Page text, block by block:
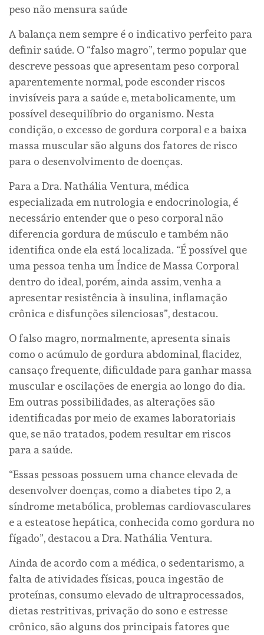
peso não mensura saúde
A balança nem sempre é o indicativo perfeito para
definir saúde. O “falso magro”, termo popular que
descreve pessoas que apresentam peso corporal
aparentemente normal, pode esconder riscos
invisíveis para a saúde e, metabolicamente, um
possível desequilíbrio do organismo. Nesta
condição, o excesso de gordura corporal e a baixa
massa muscular são alguns dos fatores de risco
para o desenvolvimento de doenças.
Para a Dra. Nathália Ventura, médica
especializada em nutrologia e endocrinologia, é
necessário entender que o peso corporal não
diferencia gordura de músculo e também não
identifica onde ela está localizada. “É possível que
uma pessoa tenha um Índice de Massa Corporal
dentro do ideal, porém, ainda assim, venha a
apresentar resistência à insulina, inflamação
crônica e disfunções silenciosas”, destacou.
O falso magro, normalmente, apresenta sinais
como o acúmulo de gordura abdominal, flacidez,
cansaço frequente, dificuldade para ganhar massa
muscular e oscilações de energia ao longo do dia.
Em outras possibilidades, as alterações são
identificadas por meio de exames laboratoriais
que, se não tratados, podem resultar em riscos
para a saúde.
“Essas pessoas possuem uma chance elevada de
desenvolver doenças, como a diabetes tipo 2, a
síndrome metabólica, problemas cardiovasculares
e a esteatose hepática, conhecida como gordura no
fígado”, destacou a Dra. Nathália Ventura.
Ainda de acordo com a médica, o sedentarismo, a
falta de atividades físicas, pouca ingestão de
proteínas, consumo elevado de ultraprocessados,
dietas restritivas, privação do sono e estresse
crônico, são alguns dos principais fatores que